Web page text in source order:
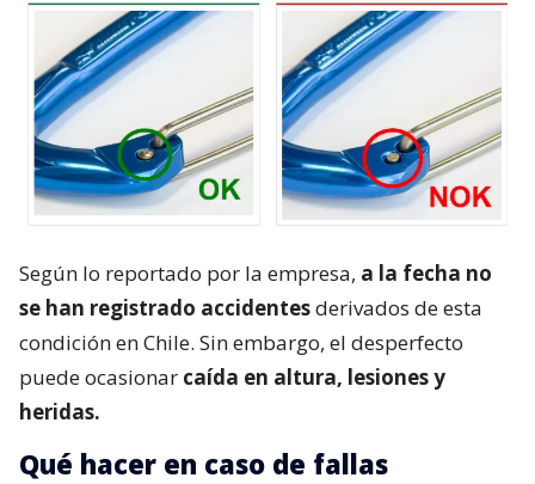
Según lo reportado por la empresa, a la fecha no
se han registrado accidentesderivados de esta
condición en Chile. Sin embargo, el desperfecto
puede ocasionar caída en altura, lesiones y
heridas.
Qué hacer en caso de fallas